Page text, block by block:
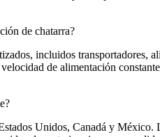
de chatarra?
incluidos transportadores,
de alimentación
Unidos, Canadá y